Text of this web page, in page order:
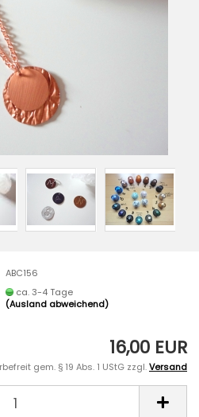
ABC156
ca. 3-4 Tage
(Ausland abweichend)
16,00 EUR
gem. § 19 Abs. 1 UStG zzgl.Versand